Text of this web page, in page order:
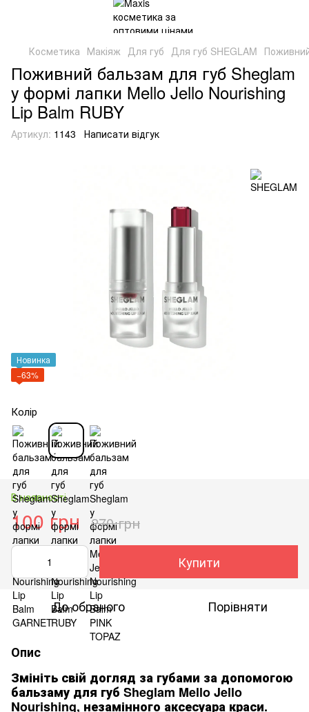
Косметика Макіяж Для губ Для губ SHEGLAM
Поживний бальзам для губ Sheglam
у формі лапки Mello Jello Nourishing
Lip Balm RUBY
Артикул: 1143 Написати відгук
Новинка
−63%
Колір
В наявності
100 грн 270 грн
Купити
До обраного Порівняти
Опис
Змініть свій догляд за губами за допомогою
бальзаму для губ Sheglam Mello Jello
Nourishing, незамінного аксесуара краси.